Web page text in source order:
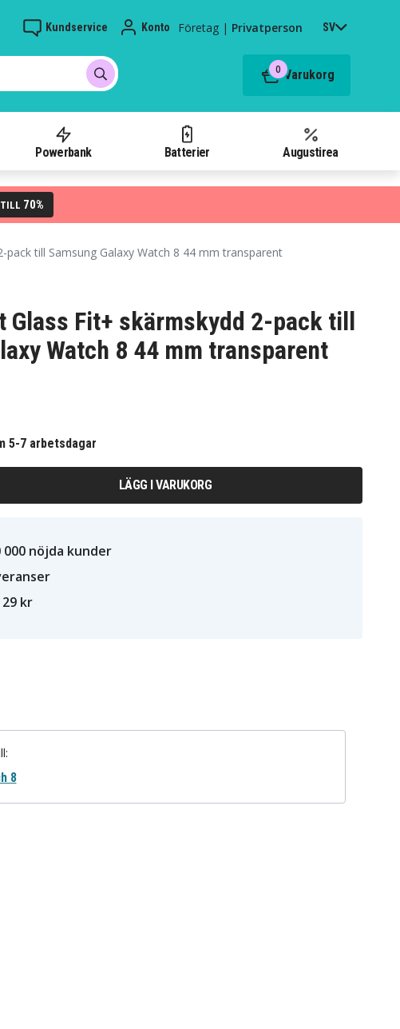
Kundservice Konto Företag | Privatperson SV
0 Varukorg
Powerbank Batterier Augustirea
70%
pack till Samsung Galaxy Watch 8 44 mm transparent
Glass Fit+ skärmskydd 2-pack till
Watch 8 44 mm transparent
5-7 arbetsdagar
LÄGG I VARUKORG
000 nöjda kunder
kr
8